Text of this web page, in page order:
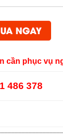
cần phục vụ
486 378